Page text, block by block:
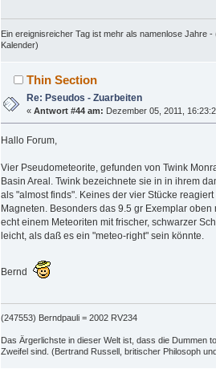
Ein ereignisreicher Tag ist mehr als namenlose Jahre
Kalender)
Thin Section
Re: Pseudos - Zuarbeiten
«Antwort #44 am: Dezember 05, 2011,
Hallo Forum,
Vier Pseudometeorite, gefunden von Twink
Basin Areal. Twink bezeichnete sie in in ihrem
als "almost finds". Keines der vier Stücke
Magneten. Besonders das 9.5 gr Exemplar oben
echt einem Meteoriten mit frischer, schwarzer
leicht, als daß es ein "meteo-right" sein könnte.
Bernd
(247553) Berndpauli = 2002 RV234
Das Ärgerlichste in dieser Welt ist, dass die Dummen
Zweifel sind. (Bertrand Russell, britischer Philosoph